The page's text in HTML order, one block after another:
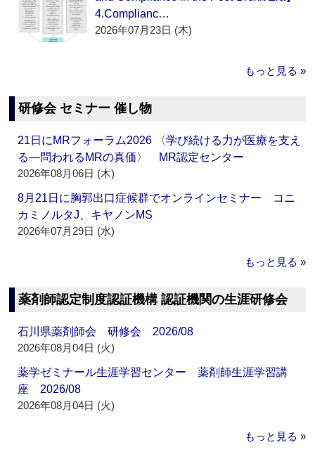
4.Complianc…
2026年07月23日 (木)
もっと見る »
研修会 セミナー 催し物
21日にMRフォーラム2026 〈学び続ける力が医療を支え
る―問われるMRの真価〉 MR認定センター
2026年08月06日 (木)
8月21日に胸郭出口症候群でオンラインセミナー コニ
カミノルタJ、キヤノンMS
2026年07月29日 (水)
もっと見る »
薬剤師認定制度認証機構 認証機関の生涯研修会
石川県薬剤師会 研修会 2026/08
2026年08月04日 (火)
薬学ゼミナール生涯学習センター 薬剤師生涯学習講
座 2026/08
2026年08月04日 (火)
もっと見る »